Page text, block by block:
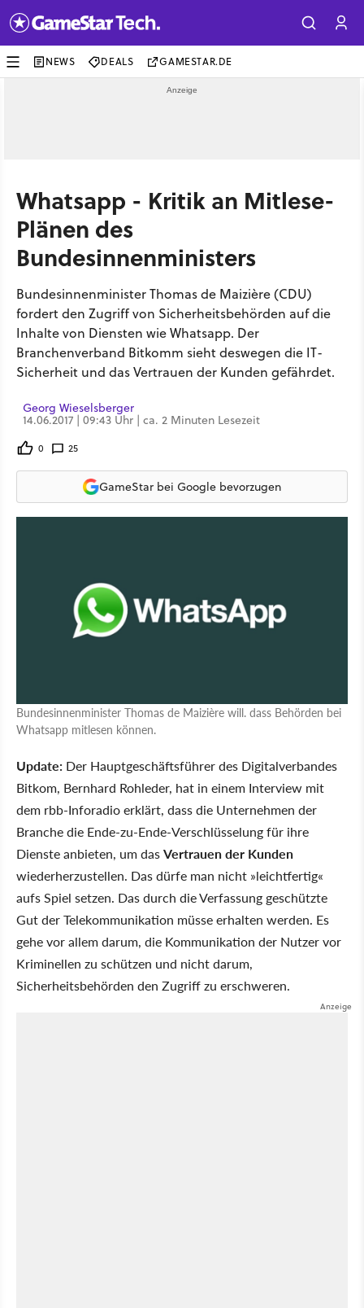
NEWS DEALS GAMESTAR.DE
Whatsapp - Kritik an Mitlese-
Plänen des
Bundesinnenministers
Bundesinnenminister Thomas de Maizière (CDU)
fordert den Zugriff von Sicherheitsbehörden auf die
Inhalte von Diensten wie Whatsapp. Der
Branchenverband Bitkomm sieht deswegen die IT-
Sicherheit und das Vertrauen der Kunden gefährdet.
Georg Wieselsberger
14.06.2017 | 09:43 Uhr | ca. 2 Minuten Lesezeit
0 25
GameStar bei Google bevorzugen
Bundesinnenminister Thomas de Maizière will. dass Behörden bei
Whatsapp mitlesen können.
Update: Der Hauptgeschäftsführer des Digitalverbandes
Bitkom, Bernhard Rohleder, hat in einem Interview mit
dem rbb-Inforadio erklärt, dass die Unternehmen der
Branche die Ende-zu-Ende-Verschlüsselung für ihre
Dienste anbieten, um dasVertrauen der Kunden
wiederherzustellen. Das dürfe man nicht »leichtfertig«
aufs Spiel setzen. Das durch die Verfassung geschützte
Gut der Telekommunikation müsse erhalten werden. Es
gehe vor allem darum, die Kommunikation der Nutzer vor
Kriminellen zu schützen und nicht darum,
Sicherheitsbehörden den Zugriff zu erschweren.